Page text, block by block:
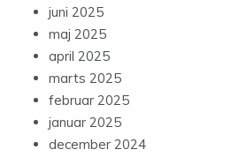
juni 2025
maj 2025
april 2025
marts 2025
februar 2025
januar 2025
december 2024